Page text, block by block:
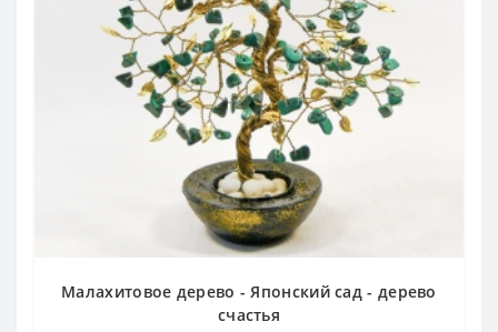
Малахитовое дерево - Японский сад - дерево
счастья